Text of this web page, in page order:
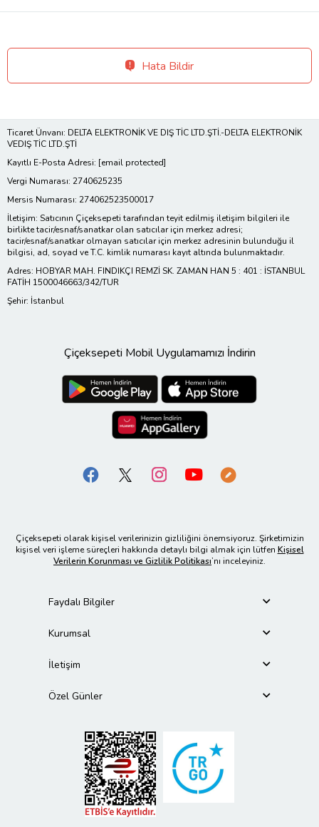
Hata Bildir
Ticaret Ünvanı: DELTA ELEKTRONİK VE DIŞ TİC LTD.ŞTİ.-DELTA ELEKTRONİK
VEDIŞ TİC LTD.ŞTİ
Kayıtlı E-Posta Adresi: [email protected]
Vergi Numarası: 2740625235
Mersis Numarası: 274062523500017
İletişim: Satıcının Çiçeksepeti tarafından teyit edilmiş iletişim bilgileri ile
birlikte tacir/esnaf/sanatkar olan satıcılar için merkez adresi;
tacir/esnaf/sanatkar olmayan satıcılar için merkez adresinin bulunduğu il
bilgisi, ad, soyad ve T.C. kimlik numarası kayıt altında bulunmaktadır.
Adres: HOBYAR MAH. FINDIKÇI REMZİ SK. ZAMAN HAN 5 : 401 : İSTANBUL
FATİH 1500046663/342/TUR
Şehir: İstanbul
Çiçeksepeti Mobil Uygulamamızı İndirin
Çiçeksepeti olarak kişisel verilerinizin gizliliğini önemsiyoruz. Şirketimizin
kişisel veri işleme süreçleri hakkında detaylı bilgi almak için lütfen Kişisel
Verilerin Korunması ve Gizlilik Politikası’nı inceleyiniz.
Faydalı Bilgiler
Kurumsal
İletişim
Özel Günler